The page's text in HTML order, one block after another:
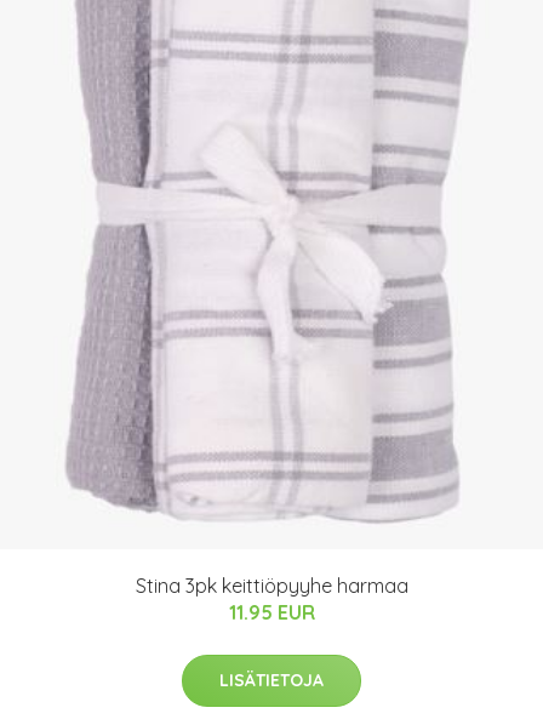
Stina 3pk keittiöpyyhe harmaa
11.95 EUR
LISÄTIETOJA